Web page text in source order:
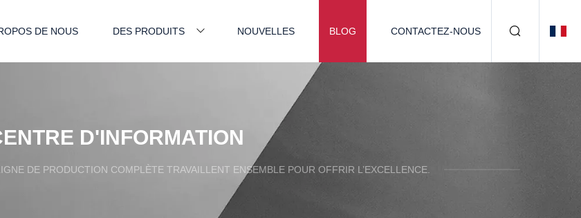
DE NOUS DES PRODUITS NOUVELLES BLOG CONTACTEZ-NOUS
D'INFORMATION
DE PRODUCTION COMPLÈTE TRAVAILLENT ENSEMBLE POUR OFFRIR L’EXCELLENCE.